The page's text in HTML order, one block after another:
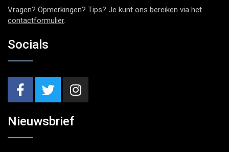
Vragen? Opmerkingen? Tips? Je kunt ons bereiken via het
contactformulier.
Socials
Nieuwsbrief